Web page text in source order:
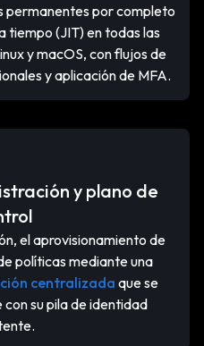
permanentes por completo
tiempo (JIT) en todas las
y macOS, con flujos de
y aplicación de MFA.
y plano de
el aprovisionamiento de
políticas mediante una
centralizada que se
su pila de identidad